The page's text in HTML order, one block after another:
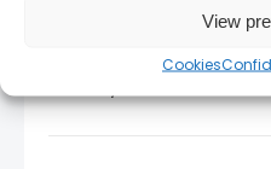
View
Cookies
Tweco
bore (SP2/SP3/